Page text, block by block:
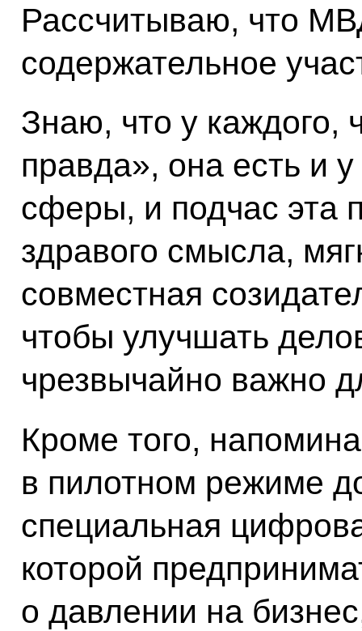
Рассчитываю, что
содержательное
Знаю, что у каждого,
правда», она есть и
сферы, и подчас эта
здравого смысла,
совместная
чтобы улучшать
чрезвычайно важно
Кроме того,
в пилотном режиме
специальная
которой
о давлении на